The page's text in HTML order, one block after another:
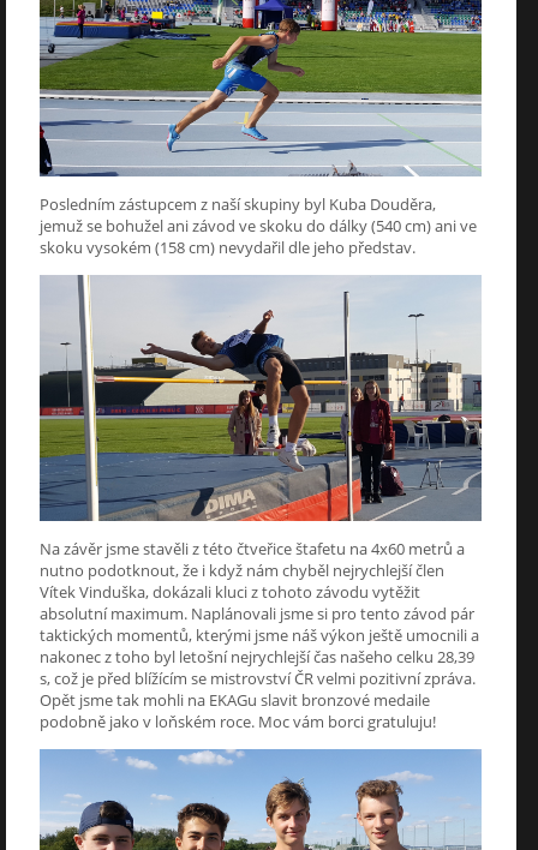
Posledním zástupcem z naší skupiny byl Kuba Douděra,
jemuž se bohužel ani závod ve skoku do dálky (540 cm) ani ve
skoku vysokém (158 cm) nevydařil dle jeho představ.
Na závěr jsme stavěli z této čtveřice štafetu na 4x60 metrů a
nutno podotknout, že i když nám chyběl nejrychlejší člen
Vítek Vinduška, dokázali kluci z tohoto závodu vytěžit
absolutní maximum. Naplánovali jsme si pro tento závod pár
taktických momentů, kterými jsme náš výkon ještě umocnili a
nakonec z toho byl letošní nejrychlejší čas našeho celku 28,39
s, což je před blížícím se mistrovství ČR velmi pozitivní zpráva.
Opět jsme tak mohli na EKAGu slavit bronzové medaile
podobně jako v loňském roce. Moc vám borci gratuluju!